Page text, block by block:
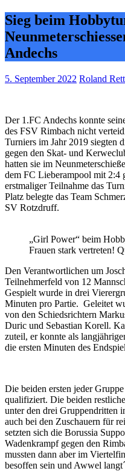
Sieg beim
Andechs
5. September 2022 Roland
Der 1.FC Andechs konnte
des FSV Rimbach nicht
Turniers im Jahr 2019 siegten
gegen den Skat- und
hatten sie im
dem FC Lieberampool mit 2:4
erstmaliger Teilnahme das
Platz belegte das Team
SV Rotzdruff.
„Girl Power“ beim
Frauen stark vertreten!
Den Verantwortlichen um
Teilnehmerfeld von 12
Gespielt wurde in drei
Minuten pro Partie. Geleitet
von den Schiedsrichtern
Duric und Sebastian Korell.
zuteil, er konnte als
die ersten Minuten des
Die beiden ersten jeder
qualifiziert. Die beiden
unter den drei Gruppendritten
auch bei den Zuschauern für
setzten sich die Borussia
Wadenkrampf gegen den
mussten dann aber im
besoffen sein und Awwel